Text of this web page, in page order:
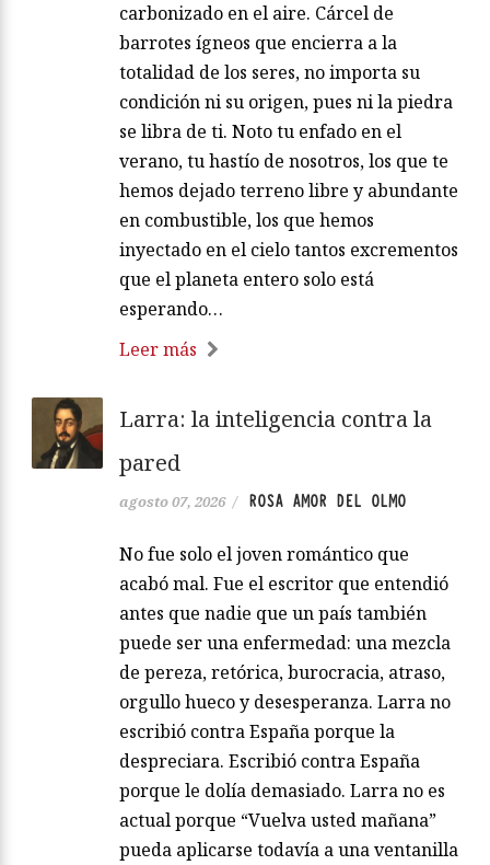
carbonizado en el aire. Cárcel de
barrotes ígneos que encierra a la
totalidad de los seres, no importa su
condición ni su origen, pues ni la piedra
se libra de ti. Noto tu enfado en el
verano, tu hastío de nosotros, los que te
hemos dejado terreno libre y abundante
en combustible, los que hemos
inyectado en el cielo tantos excrementos
que el planeta entero solo está
esperando…
Leer más
Larra: la inteligencia contra la
pared
agosto 07, 2026 / ROSA AMOR DEL OLMO
No fue solo el joven romántico que
acabó mal. Fue el escritor que entendió
antes que nadie que un país también
puede ser una enfermedad: una mezcla
de pereza, retórica, burocracia, atraso,
orgullo hueco y desesperanza. Larra no
escribió contra España porque la
despreciara. Escribió contra España
porque le dolía demasiado. Larra no es
actual porque “Vuelva usted mañana”
pueda aplicarse todavía a una ventanilla